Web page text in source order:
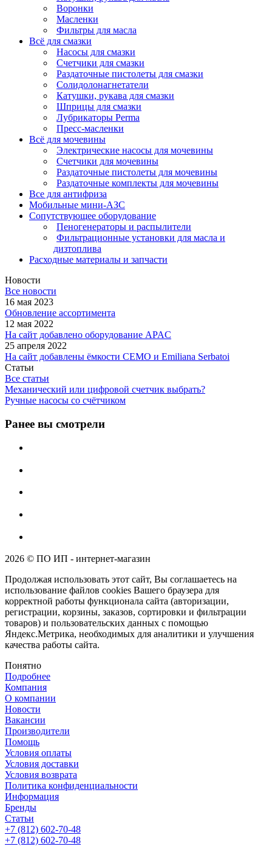
Воронки
Масленки
Фильтры для масла
Всё для смазки
Насосы для смазки
Счетчики для смазки
Раздаточные пистолеты для смазки
Солидолонагнетатели
Катушки, рукава для смазки
Шприцы для смазки
Лубрикаторы Perma
Пресс-масленки
Всё для мочевины
Электрические насосы для мочевины
Счетчики для мочевины
Раздаточные пистолеты для мочевины
Раздаточные комплекты для мочевины
Все для антифриза
Мобильные мини-АЗС
Сопутствующее оборудование
Пеногенераторы и распылители
Фильтрационные установки для масла и
дизтоплива
Расходные материалы и запчасти
Новости
Все новости
16 мая 2023
Обновление ассортимента
12 мая 2022
На сайт добавлено оборудование APAC
25 апреля 2022
На сайт добавлены ёмкости CEMO и Emiliana Serbatoi
Статьи
Все статьи
Механический или цифровой счетчик выбрать?
Ручные насосы со счётчиком
Ранее вы смотрели
2026 © ПО ИП - интернет-магазин
Продолжая использовать этот сайт, Вы соглашаетесь на
использование файлов cookies Вашего браузера для
корректной работы функционала сайта (авторизации,
регистрации, корзины, заказов, сортировки и фильтрации
товаров) и пользовательских данных с помощью
Яндекс.Метрика, необходимых для аналитики и улучшения
качества работы сайта.
Понятно
Подробнее
Компания
О компании
Новости
Вакансии
Производители
Помощь
Условия оплаты
Условия доставки
Условия возврата
Политика конфиденциальности
Информация
Бренды
Статьи
+7 (812) 602-70-48
+7 (812) 602-70-48